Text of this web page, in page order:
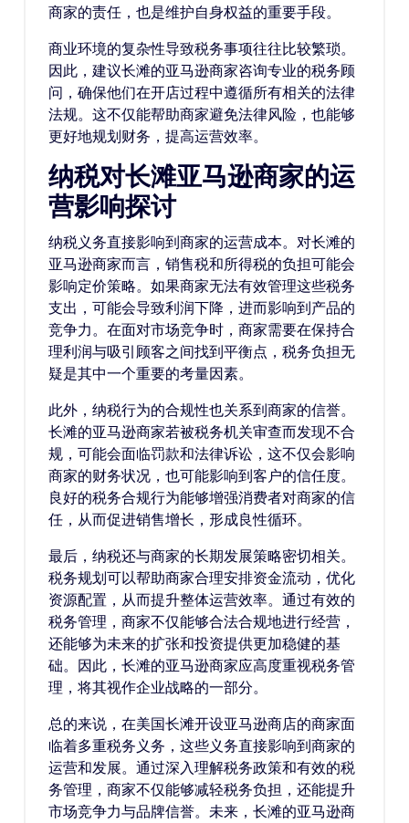
商家的责任，也是维护自身权益的重要手段。
商业环境的复杂性导致税务事项往往比较繁琐。
因此，建议长滩的亚马逊商家咨询专业的税务顾
问，确保他们在开店过程中遵循所有相关的法律
法规。这不仅能帮助商家避免法律风险，也能够
更好地规划财务，提高运营效率。
纳税对长滩亚马逊商家的运
营影响探讨
纳税义务直接影响到商家的运营成本。对长滩的
亚马逊商家而言，销售税和所得税的负担可能会
影响定价策略。如果商家无法有效管理这些税务
支出，可能会导致利润下降，进而影响到产品的
竞争力。在面对市场竞争时，商家需要在保持合
理利润与吸引顾客之间找到平衡点，税务负担无
疑是其中一个重要的考量因素。
此外，纳税行为的合规性也关系到商家的信誉。
长滩的亚马逊商家若被税务机关审查而发现不合
规，可能会面临罚款和法律诉讼，这不仅会影响
商家的财务状况，也可能影响到客户的信任度。
良好的税务合规行为能够增强消费者对商家的信
任，从而促进销售增长，形成良性循环。
最后，纳税还与商家的长期发展策略密切相关。
税务规划可以帮助商家合理安排资金流动，优化
资源配置，从而提升整体运营效率。通过有效的
税务管理，商家不仅能够合法合规地进行经营，
还能够为未来的扩张和投资提供更加稳健的基
础。因此，长滩的亚马逊商家应高度重视税务管
理，将其视作企业战略的一部分。
总的来说，在美国长滩开设亚马逊商店的商家面
临着多重税务义务，这些义务直接影响到商家的
运营和发展。通过深入理解税务政策和有效的税
务管理，商家不仅能够减轻税务负担，还能提升
市场竞争力与品牌信誉。未来，长滩的亚马逊商